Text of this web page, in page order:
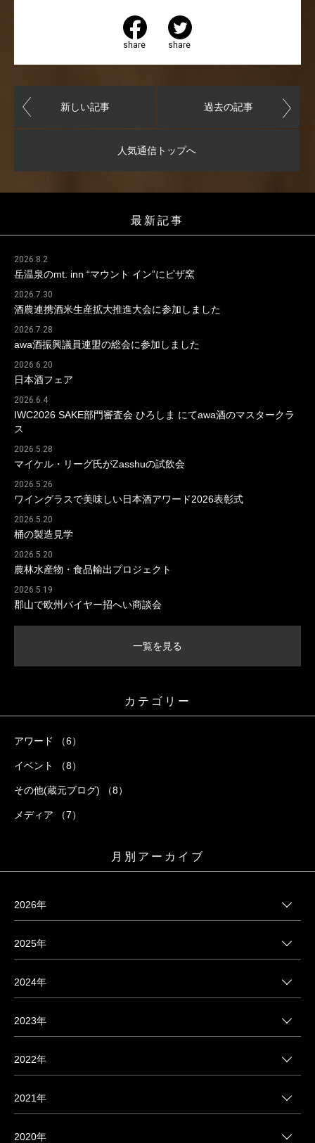
share share
新しい記事
人気通信トップへ
過去の記事
最新記事
2026.8.2
岳温泉のmt. inn “マウント イン”にピザ窯
2026.7.30
酒農連携酒米生産拡大推進大会に参加しました
2026.7.28
awa酒振興議員連盟の総会に参加しました
2026.6.20
日本酒フェア
2026.6.4
IWC2026 SAKE部門審査会 ひろしま にてawa酒のマスタークラ
ス
2026.5.28
マイケル・リーグ氏がZasshuの試飲会
2026.5.26
ワイングラスで美味しい日本酒アワード2026表彰式
2026.5.20
桶の製造見学
2026.5.20
農林水産物・食品輸出プロジェクト
2026.5.19
郡山で欧州バイヤー招へい商談会
一覧を見る
カテゴリー
アワード （6）
イベント （8）
その他(蔵元ブログ) （8）
メディア （7）
月別アーカイブ
2026年
2025年
2024年
2023年
2022年
2021年
2020年